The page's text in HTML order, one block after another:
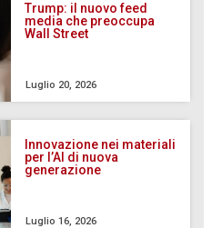
Trump: il nuovo feed
media che preoccupa
Wall Street
Luglio 20, 2026
Innovazione nei materiali
per l’AI di nuova
generazione
Luglio 16, 2026